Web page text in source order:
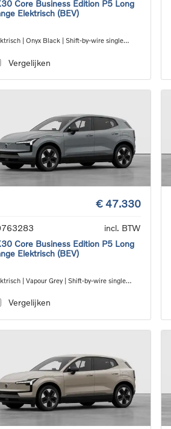
Core Business Edition P5 Long
Elektrisch (BEV)
| Onyx Black | Shift-by-wire single
Vergelijken
€ 47.330
incl. BTW
Core Business Edition P5 Long
Elektrisch (BEV)
| Vapour Grey | Shift-by-wire single
Vergelijken